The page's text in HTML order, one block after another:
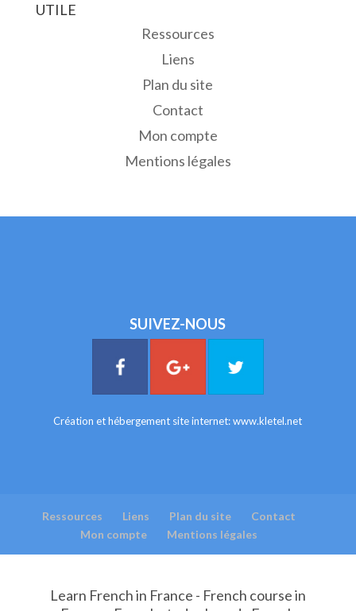
UTILE
Ressources
Liens
Plan du site
Contact
Mon compte
Mentions légales
SUIVEZ-NOUS
Création et hébergement site internet:www.kletel.net
Ressources Liens Plan du site
Contact
Mon compte
Mentions légales
Learn French in France - French course in